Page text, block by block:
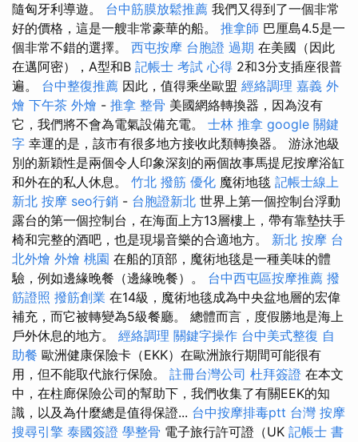
隨匈牙利導遊。 台中筋膜放鬆推薦 我們又得到了一個非常
好的價格，這是一艘非常豪華的船。 推拿師 巴厘島4.5是一
個非常不錯的選擇。 西屯按摩 台胞證 過期 在美國（因此
在邁阿密），A型和B 記帳士 考試 心得 2和3分支插座很普
遍。 台中整復推薦 因此，值得乘坐歐盟 經絡調理 嘉義 外
燴 下午茶 外燴 - 推拿 整骨 美國網絡轉換器，因為沒有
它，我們將不會為電氣設備充電。 士林 推拿 google 關鍵
字 幸運的是，該市有很多地方接收此類轉換器。 游泳池級
別的新穎性是兩個令人印象深刻的兩個故事馬提尼按摩浴缸
和外在的私人休息。 竹北 撥筋 優化 魔術地毯 記帳士線上
新北 按摩 seo行銷 - 台胞證新北 世界上第一個控制台浮動
露台的第一個控制台，在海面上方13層樓上，帶有靠墊扶手
椅和完整的酒吧，也是現場音樂的合適地方。 新北 按摩 台
北外燴 外燴 桃園 在船的頂部，魔術地毯是一種美味的體
驗，例如邊緣晚餐（邊緣晚餐）。 台中西屯區按摩推薦 撥
筋證照 撥筋創業 在14級，魔術地毯成為中央盆地層的宏偉
補充，而它被轉變為5級餐廳。 總體而言，度假勝地是海上
戶外休息的地方。 經絡調理 關鍵字操作 台中美式整復 自
助餐 歐洲健康保險卡（EKK）在歐洲旅行期間可能很有
用，但不能取代旅行保險。 註冊台灣公司 杜拜簽證 在本文
中，在柱廊保險公司的幫助下，我們收集了有關EEK的知
識，以及為什麼總是值得保證... 台中按摩排毒ptt 台灣 按摩
搜尋引擎 泰國簽證 學整骨 電子旅行許可證（UK 記帳士 書